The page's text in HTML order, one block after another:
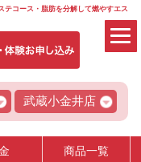
テコース・脂肪を分解して燃やすエス
武蔵小金井店
商品一覧